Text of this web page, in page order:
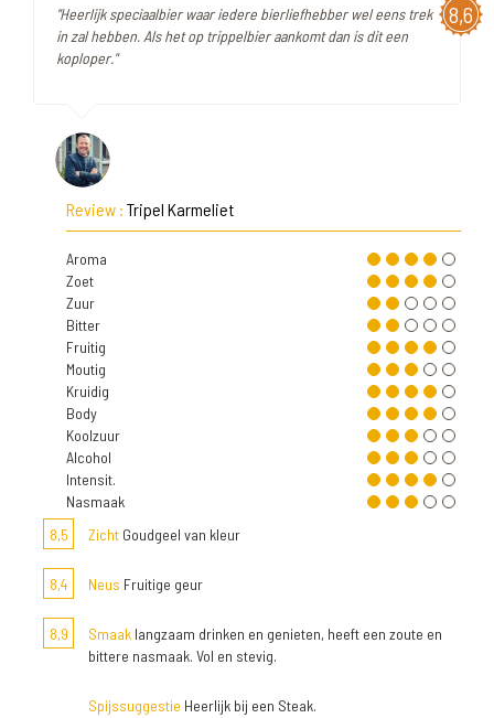
8,6
"Heerlijk speciaalbier waar iedere bierliefhebber wel eens trek
in zal hebben. Als het op trippelbier aankomt dan is dit een
koploper."
Review : Tripel Karmeliet
Aroma
Zoet
Zuur
Bitter
Fruitig
Moutig
Kruidig
Body
Koolzuur
Alcohol
Intensit.
Nasmaak
8,5
Zicht Goudgeel van kleur
8,4 Neus Fruitige geur
8,9 Smaak langzaam drinken en genieten, heeft een zoute en
bittere nasmaak. Vol en stevig.
Spijssuggestie Heerlijk bij een Steak.